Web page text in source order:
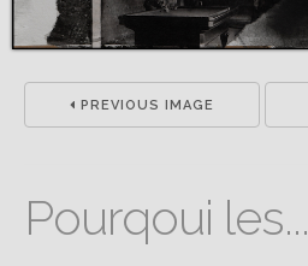
PREVIOUS IMAGE
Pourqoui les...